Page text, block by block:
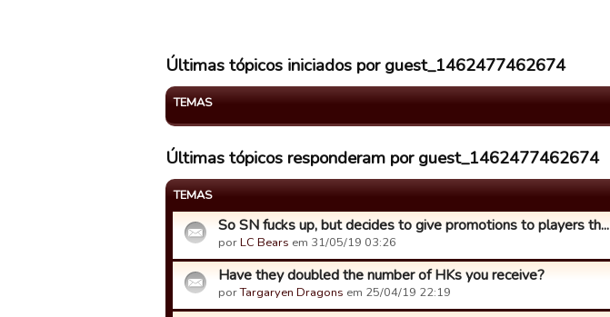
Últimas tópicos iniciados por guest_1462477462674
TEMAS
Últimas tópicos responderam por guest_1462477462674
TEMAS
So SN fucks up, but decides to give promotions to players th...
porLC Bears em 31/05/19 03:26
Have they doubled the number of HKs you receive?
porTargaryen Dragons em 25/04/19 22:19